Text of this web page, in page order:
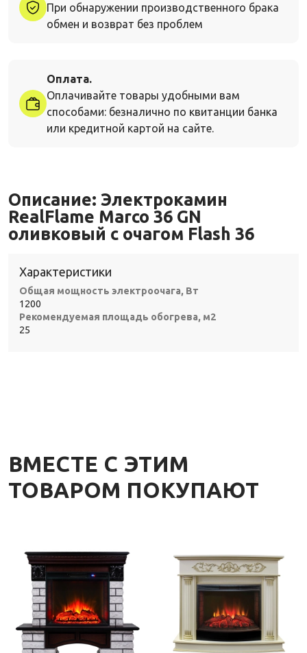
При обнаружении производственного брака
обмен и возврат без проблем
Оплата.
Оплачивайте товары удобными вам
способами: безналично по квитанции банка
или кредитной картой на сайте.
Описание: Электрокамин
RealFlame Marco 36 GN
оливковый с очагом Flash 36
Характеристики
Общая мощность электроочага, Вт
1200
Рекомендуемая площадь обогрева, м2
25
ВМЕСТЕ С ЭТИМ
ТОВАРОМ ПОКУПАЮТ